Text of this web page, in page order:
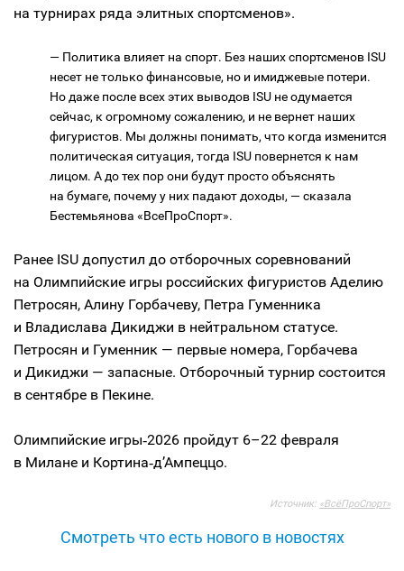
на турнирах ряда элитных спортсменов».
— Политика влияет на спорт. Без наших спортсменов ISU
несет не только финансовые, но и имиджевые потери.
Но даже после всех этих выводов ISU не одумается
сейчас, к огромному сожалению, и не вернет наших
фигуристов. Мы должны понимать, что когда изменится
политическая ситуация, тогда ISU повернется к нам
лицом. А до тех пор они будут просто объяснять
на бумаге, почему у них падают доходы, — сказала
Бестемьянова «ВсеПроСпорт».
Ранее ISU допустил до отборочных соревнований
на Олимпийские игры российских фигуристов Аделию
Петросян, Алину Горбачеву, Петра Гуменника
и Владислава Дикиджи в нейтральном статусе.
Петросян и Гуменник — первые номера, Горбачева
и Дикиджи — запасные. Отборочный турнир состоится
в сентябре в Пекине.
Олимпийские игры‑2026 пройдут 6–22 февраля
в Милане и Кортина‑д’Ампеццо.
Источник: «ВсёПроСпорт»
Смотреть что есть нового в новостях